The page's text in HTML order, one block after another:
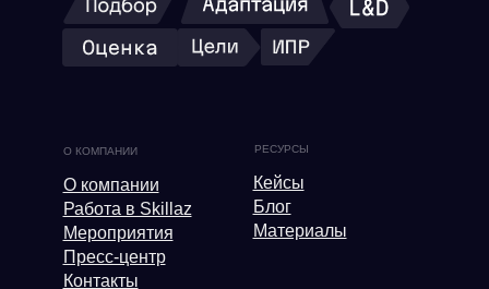
О компании
Работа в Skillaz
Мероприятия
Пресс-центр
Контакты
Кейсы
Блог
Материалы
РЕСУРСЫ
О КОМПАНИИ